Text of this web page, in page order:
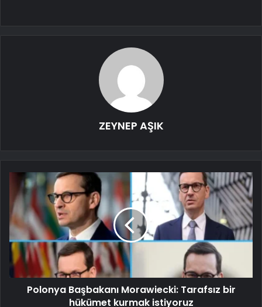
ZEYNEP AŞIK
Polonya Başbakanı Morawiecki: Tarafsız bir
hükümet kurmak istiyoruz